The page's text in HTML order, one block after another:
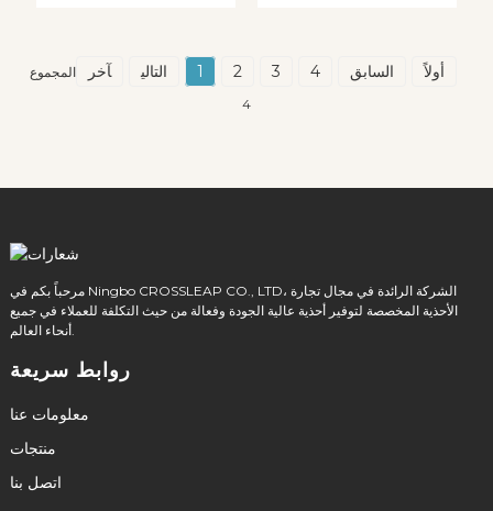
أولاً السابق 1 2 3 4 التالي آخر
المجموع
4
مرحباً بكم في Ningbo CROSSLEAP CO., LTD، الشركة الرائدة في مجال تجارة
الأحذية المخصصة لتوفير أحذية عالية الجودة وفعالة من حيث التكلفة للعملاء في جميع
أنحاء العالم.
روابط سريعة
معلومات عنا
منتجات
اتصل بنا